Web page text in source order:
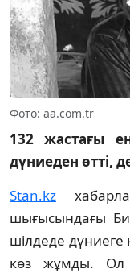
Фото: aa.com.tr
132 жастағы
дүниеден өтті,
Stan.kz
шығысындағы
шілдеде дүниеге
көз жұмды. Ол